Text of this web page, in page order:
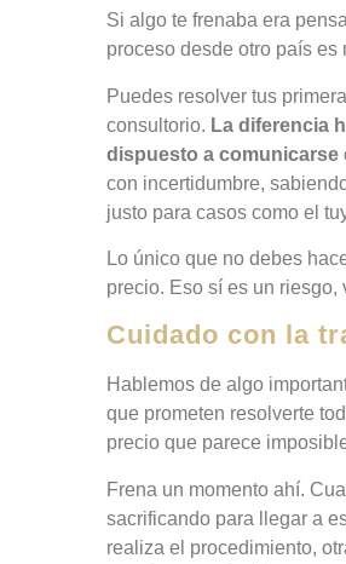
Si algo te frenaba era
proceso desde otro país
Puedes resolver tus
consultorio. La diferencia
dispuesto a comunicarse
con incertidumbre,
justo para casos como el
Lo único que no debes
precio. Eso sí es un riesgo,
Cuidado con la
Hablemos de algo
que prometen resolverte
precio que parece
Frena un momento ahí.
sacrificando para llegar a
realiza el procedimiento,